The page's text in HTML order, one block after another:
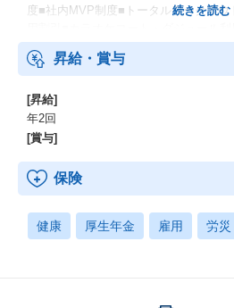
度■社内MVP制度■トータルワークアウ
制)
昇給・賞与
[昇給]
年2回
[賞与]
保険
健康 厚生年金 雇用 労災